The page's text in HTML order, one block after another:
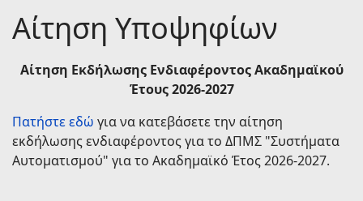
Αίτηση Υποψηφίων
Αίτηση Εκδήλωσης Ενδιαφέροντος Ακαδημαϊκού
Έτους 2026-2027
Πατήστε εδώ για να κατεβάσετε την αίτηση
εκδήλωσης ενδιαφέροντος για το ΔΠΜΣ "Συστήματα
Αυτοματισμού" για το Ακαδημαϊκό Έτος 2026-2027.